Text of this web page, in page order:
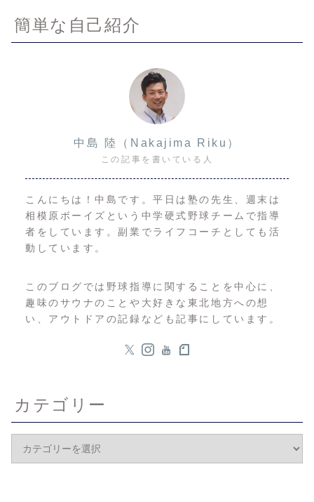
簡単な自己紹介
中島 陸（Nakajima Riku）
この記事を書いている人
こんにちは！中島です。平日は塾の先生、週末は
相模原ボーイズという中学硬式野球チームで指導
者をしています。副業でライフコーチとしても活
動しています。
このブログでは野球指導に関することを中心に、
趣味のサウナのことや大好きな東北地方への想
い、アウトドアの記録なども記事にしています。
カテゴリー